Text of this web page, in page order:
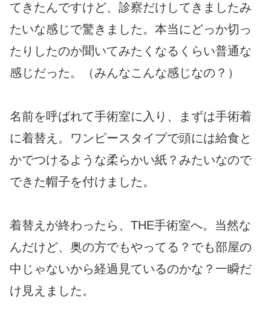
てきたんですけど、診察だけしてきましたみ
たいな感じで驚きました。本当にどっか切っ
たりしたのか聞いてみたくなるくらい普通な
感じだった。（みんなこんな感じなの？）
名前を呼ばれて手術室に入り、まずは手術着
に着替え。ワンピースタイプで頭には給食と
かでつけるような柔らかい紙？みたいなので
できた帽子を付けました。
着替えが終わったら、THE手術室へ。当然な
んだけど、奥の方でもやってる？でも部屋の
中じゃないから経過見ているのかな？一瞬だ
け見えました。